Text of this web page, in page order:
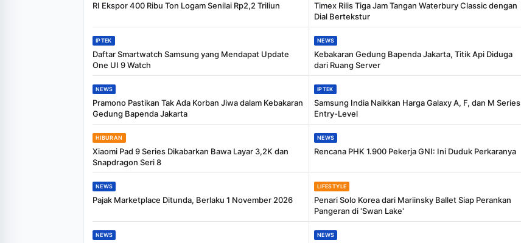
RI Ekspor 400 Ribu Ton Logam Senilai Rp2,2 Triliun
Timex Rilis Tiga Jam Tangan Waterbury Classic dengan
Dial Bertekstur
IPTEK
Daftar Smartwatch Samsung yang Mendapat Update
One UI 9 Watch
NEWS
Kebakaran Gedung Bapenda Jakarta, Titik Api Diduga
dari Ruang Server
NEWS
Pramono Pastikan Tak Ada Korban Jiwa dalam Kebakaran
Gedung Bapenda Jakarta
IPTEK
Samsung India Naikkan Harga Galaxy A, F, dan M Series
Entry-Level
HIBURAN
Xiaomi Pad 9 Series Dikabarkan Bawa Layar 3,2K dan
Snapdragon Seri 8
NEWS
Rencana PHK 1.900 Pekerja GNI: Ini Duduk Perkaranya
NEWS
Pajak Marketplace Ditunda, Berlaku 1 November 2026
LIFESTYLE
Penari Solo Korea dari Mariinsky Ballet Siap Perankan
Pangeran di 'Swan Lake'
NEWS NEWS